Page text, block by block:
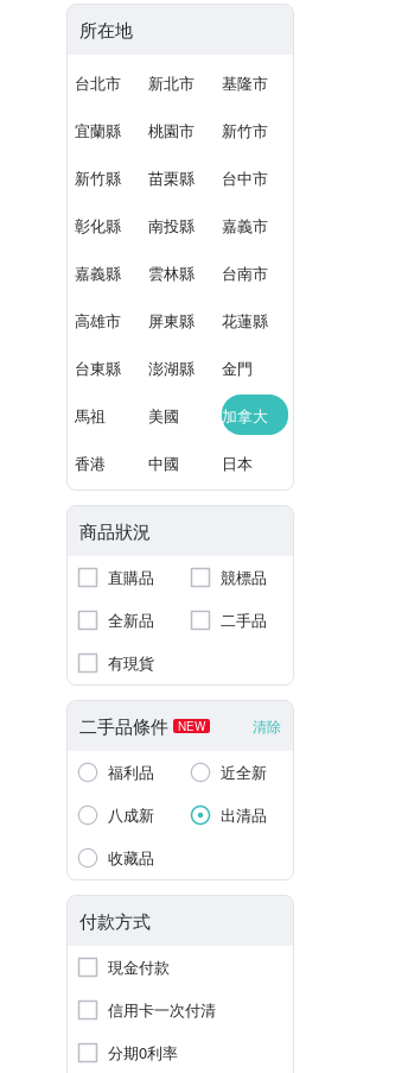
所在地
台北市 新北市 基隆市
宜蘭縣 桃園市 新竹市
新竹縣 苗栗縣 台中市
彰化縣 南投縣 嘉義市
嘉義縣 雲林縣 台南市
高雄市 屏東縣 花蓮縣
台東縣 澎湖縣 金門
馬祖 美國 加拿大
香港 中國 日本
商品狀況
直購品
競標品
全新品
二手品
有現貨
二手品條件 NEW 清除
福利品
近全新
八成新
出清品
收藏品
付款方式
現金付款
信用卡一次付清
分期0利率